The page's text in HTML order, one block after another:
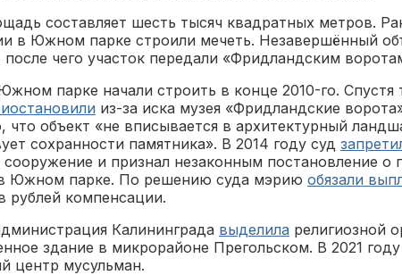
составляет шесть тысяч квадратных метров.
в Южном парке строили мечеть. Незавершённый
после чего участок передали «Фридландским
парке начали строить в конце 2010-го. Спустя
из-за иска музея «Фридландские
что объект «не вписывается в архитектурный
сохранности памятника». В 2014 году суд
сооружение и признал незаконным постановление о
Южном парке. По решению суда мэрию обязали
рублей компенсации.
Калининграда выделила религиозной
здание в микрорайоне Прегольском. В 2021
центр мусульман.